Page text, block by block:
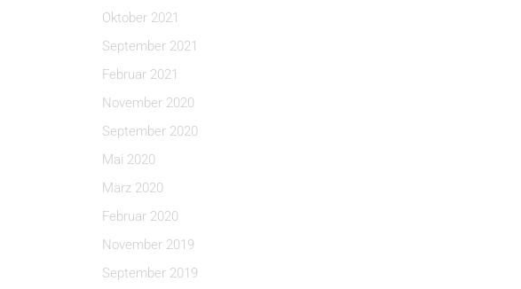
Oktober 2021
September 2021
Februar 2021
November 2020
September 2020
Mai 2020
März 2020
Februar 2020
November 2019
September 2019